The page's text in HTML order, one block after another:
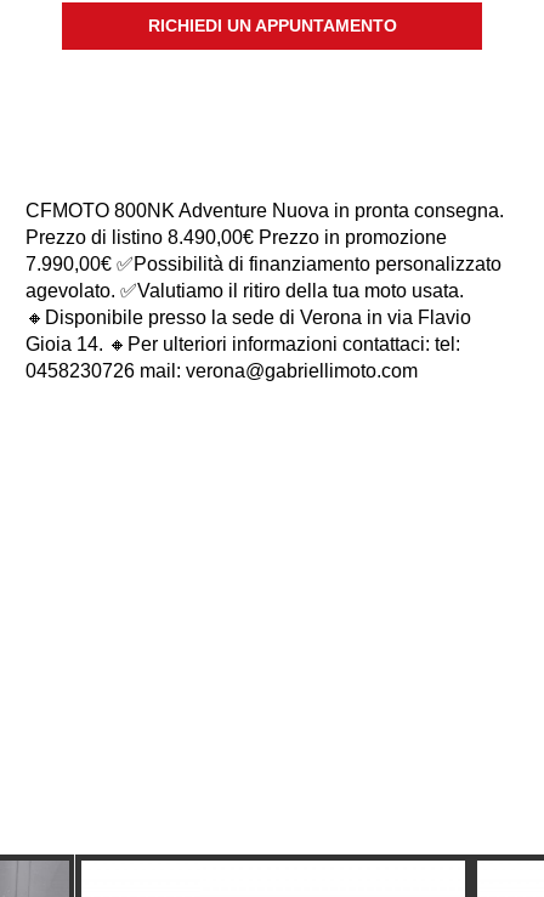
RICHIEDI UN APPUNTAMENTO
CFMOTO 800NK Adventure Nuova in pronta consegna.
Prezzo di listino 8.490,00€ Prezzo in promozione
7.990,00€ ✅Possibilità di finanziamento personalizzato
agevolato. ✅Valutiamo il ritiro della tua moto usata.
🔸Disponibile presso la sede di Verona in via Flavio
Gioia 14. 🔸Per ulteriori informazioni contattaci: tel:
0458230726 mail: verona@gabriellimoto.com